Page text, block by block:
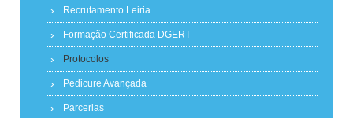
Recrutamento Leiria
Formação Certificada DGERT
Protocolos
Pedicure Avançada
Parcerias